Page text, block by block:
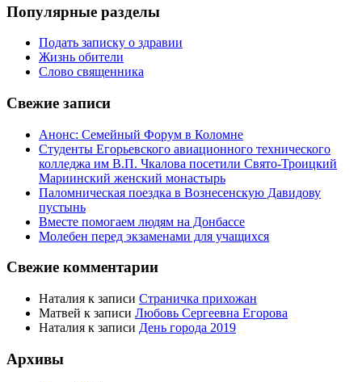
Популярные разделы
Подать записку о здравии
Жизнь обители
Слово священника
Свежие записи
Анонс: Семейный Форум в Коломне
Студенты Егорьевского авиационного технического
колледжа им В.П. Чкалова посетили Свято-Троицкий
Мариинский женский монастырь
Паломническая поездка в Вознесенскую Давидову
пустынь
Вместе помогаем людям на Донбассе
Молебен перед экзаменами для учащихся
Свежие комментарии
Наталия к записи Страничка прихожан
Матвей к записи Любовь Сергеевна Егорова
Наталия к записи День города 2019
Архивы